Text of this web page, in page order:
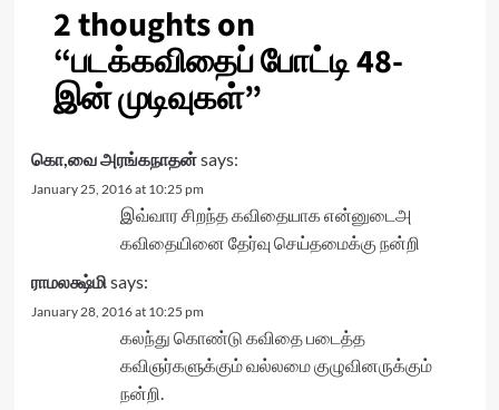
2 thoughts on
“படக்கவிதைப் போட்டி 48-
இன் முடிவுகள்”
கொ,வை அரங்கநாதன்says:
January 25, 2016 at 10:25 pm
இவ்வார சிறந்த கவிதையாக என்னுடைஅ
கவிதையினை தேர்வு செய்தமைக்கு நன்றி
ராமலக்ஷ்மிsays:
January 28, 2016 at 10:25 pm
கலந்து கொண்டு கவிதை படைத்த
கவிஞர்களுக்கும் வல்லமை குழுவினருக்கும்
நன்றி.